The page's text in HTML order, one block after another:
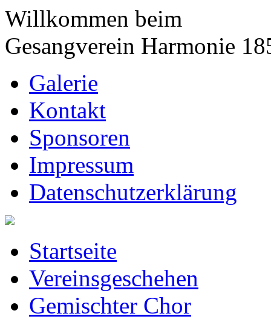
Willkommen beim
Gesangverein Harmonie
Galerie
Kontakt
Sponsoren
Impressum
Datenschutzerklärung
Startseite
Vereinsgeschehen
Gemischter Chor